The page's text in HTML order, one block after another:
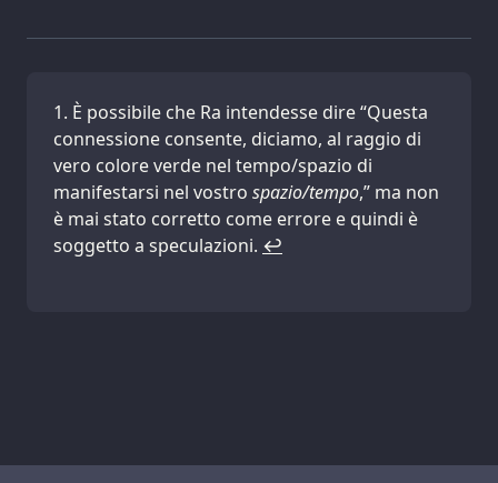
È possibile che Ra intendesse dire “Questa
connessione consente, diciamo, al raggio di
vero colore verde nel tempo/spazio di
manifestarsi nel vostro spazio/tempo,” ma non
è mai stato corretto come errore e quindi è
soggetto a speculazioni. ↩